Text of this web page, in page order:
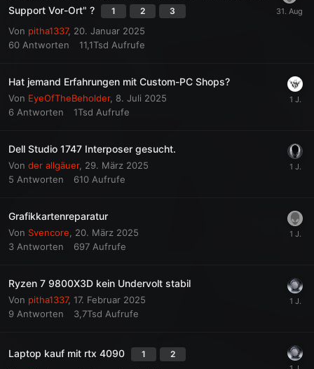
Support Vor-Ort" ?
1 2 3
Von pitha1337, 20. Januar 2025
60 Antworten 11,1Tsd Aufrufe
Hat jemand Erfahrungen mit Custom-PC Shops?
Von EyeOfTheBeholder, 8. Juli 2025
6 Antworten 1Tsd Aufrufe
Dell Studio 1747 Interposer gesucht.
Von der allgäuer, 29. März 2025
5 Antworten 610 Aufrufe
Grafikkartenreparatur
Von Svencore
20. März 2025
3 Antworten 697 Aufrufe
Ryzen 7 9800X3D kein Undervolt stabil
Von pitha1337, 17. Februar 2025
9 Antworten 3,7Tsd Aufrufe
Laptop kauf mit rtx 4090 1 2